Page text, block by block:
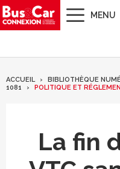
MENU
ACCUEIL BIBLIOTHÈQUE
1081
POLITIQUE ET
La fin